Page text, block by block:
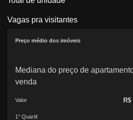
Vagas pra visitantes
Preço médio dos imóveis
Mediana do preço de
venda
Valor
1° Quartil